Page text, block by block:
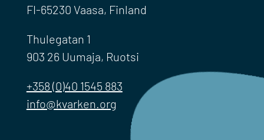
FI-65230 Vaasa, Finland
Thulegatan 1
903 26 Uumaja, Ruotsi
+358 (0)40 1545 883
info@kvarken.org